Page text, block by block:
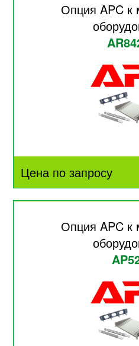
Опция APC к
Цена по запросу
Опция APC к